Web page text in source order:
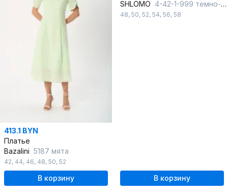
413.1 BYN
Платье
Bazalini 5187 мята
42, 44, 46, 48, 50, 52
В корзину
SHLOMO 4-42-1-999 темно-синий
48, 50, 52, 54, 56, 58
В корзину